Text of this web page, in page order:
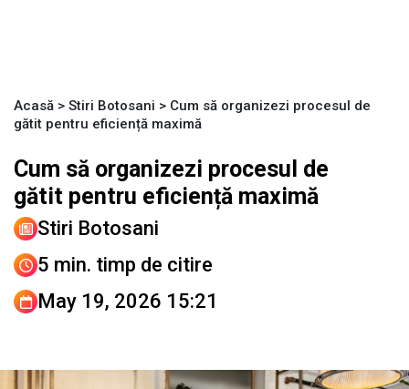
Acasă > Stiri Botosani > Cum să organizezi procesul de
gătit pentru eficiență maximă
Cum să organizezi procesul de
gătit pentru eficiență maximă
Stiri Botosani
5 min. timp de citire
May 19, 2026 15:21